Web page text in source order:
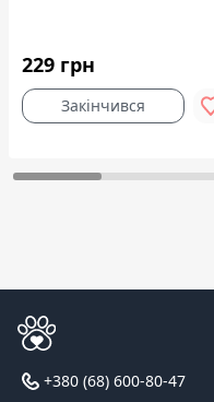
229 грн
Закінчився
+380 (68) 600-80-47